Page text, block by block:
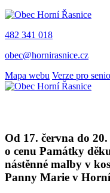
482 341 018
obec@hornirasnice.cz
Mapa webu Verze pro
Od 17. června do
o cenu Památky
nástěnné malby v
Panny Marie v